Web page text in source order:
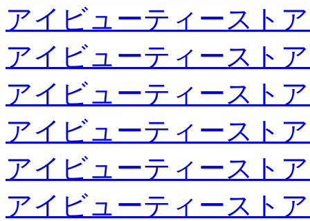
アイビューティースト
アイビューティースト
アイビューティースト
アイビューティースト
アイビューティースト
アイビューティースト